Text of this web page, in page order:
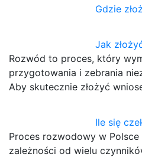
Gdzie
Jak
Rozwód to proces, który
przygotowania i zebrania
Aby skutecznie złożyć
Ile się
Proces rozwodowy w
zależności od wielu